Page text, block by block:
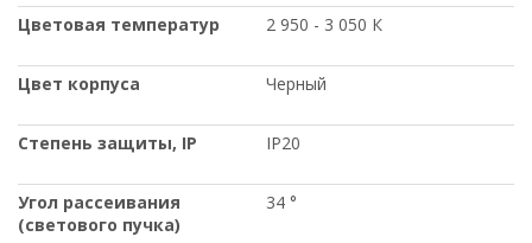
Цветовая температур 2 950 - 3 050 К
Цвет корпуса Черный
Степень защиты, IP IP20
Угол рассеивания
(светового пучка)
34 °